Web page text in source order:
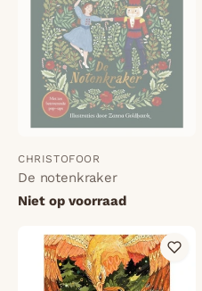
CHRISTOFOOR
De notenkraker
Niet op voorraad